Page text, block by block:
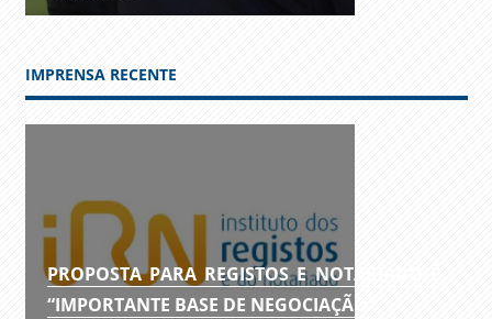
IMPRENSA RECENTE
PROPOSTA PARA REGISTOS E NOTARIADO É
“IMPORTANTE BASE DE NEGOCIAÇÃO”